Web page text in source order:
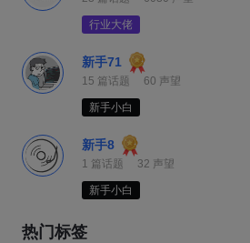
行业大佬
新手71
15 篇话题 60 声望
新手小白
新手8
1 篇话题 32 声望
新手小白
热门标签